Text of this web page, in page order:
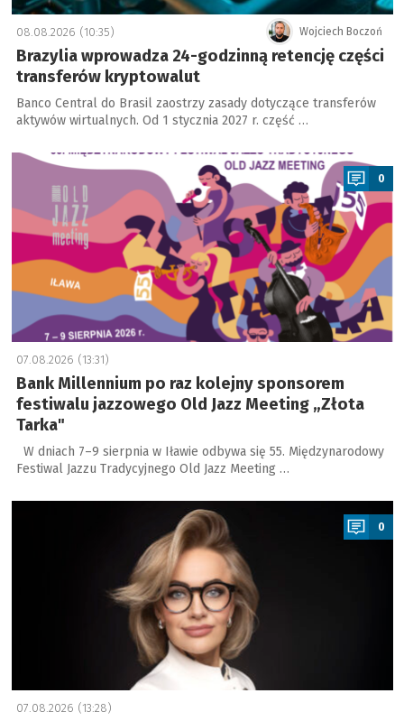
Wojciech Boczoń
08.08.2026 (10:35)
Brazylia wprowadza 24-godzinną retencję części
transferów kryptowalut
Banco Central do Brasil zaostrzy zasady dotyczące transferów
aktywów wirtualnych. Od 1 stycznia 2027 r. część …
a
0
07.08.2026 (13:31)
Bank Millennium po raz kolejny sponsorem
festiwalu jazzowego Old Jazz Meeting „Złota
Tarka"
W dniach 7–9 sierpnia w Iławie odbywa się 55. Międzynarodowy
Festiwal Jazzu Tradycyjnego Old Jazz Meeting …
a
0
07.08.2026 (13:28)